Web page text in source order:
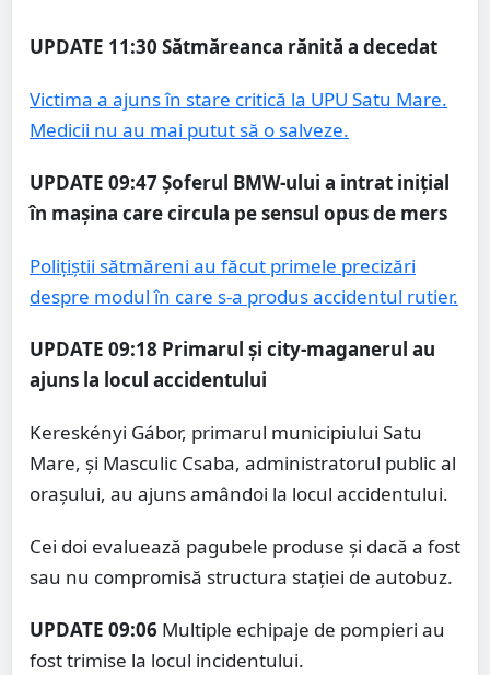
UPDATE 11:30 Sătmăreanca rănită a decedat
Victima a ajuns în stare critică la UPU Satu Mare.
Medicii nu au mai putut să o salveze.
UPDATE 09:47Șoferul BMW-ului a intrat inițial
în mașina care circula pe sensul opus de mers
Polițiștii sătmăreni au făcut primele precizări
despre modul în care s-a produs accidentul rutier.
UPDATE 09:18 Primarul și city-maganerul au
ajuns la locul accidentului
Kereskényi Gábor, primarul municipiului Satu
Mare, și Masculic Csaba, administratorul public al
orașului, au ajuns amândoi la locul accidentului.
Cei doi evaluează pagubele produse și dacă a fost
sau nu compromisă structura stației de autobuz.
UPDATE 09:06 Multiple echipaje de pompieri au
fost trimise la locul incidentului.